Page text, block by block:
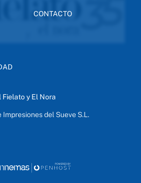
CONTACTO
Fielato y El Nora
Impresiones del Sueve S.L.